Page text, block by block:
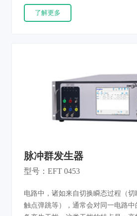
生器输出的波形正确，以保证测试系
精度。了解更多
脉冲群发生器
型号：EFT 0453
电路中，诸如来自切换瞬态过程（
触点弹跳等），通常会对同一电路